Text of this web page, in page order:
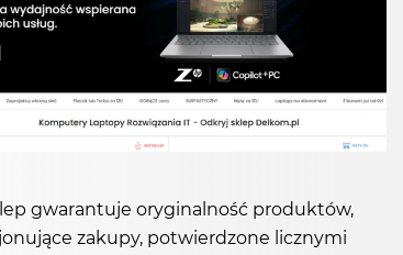
gwarantuje oryginalność produktów,
zakupy, potwierdzone licznymi